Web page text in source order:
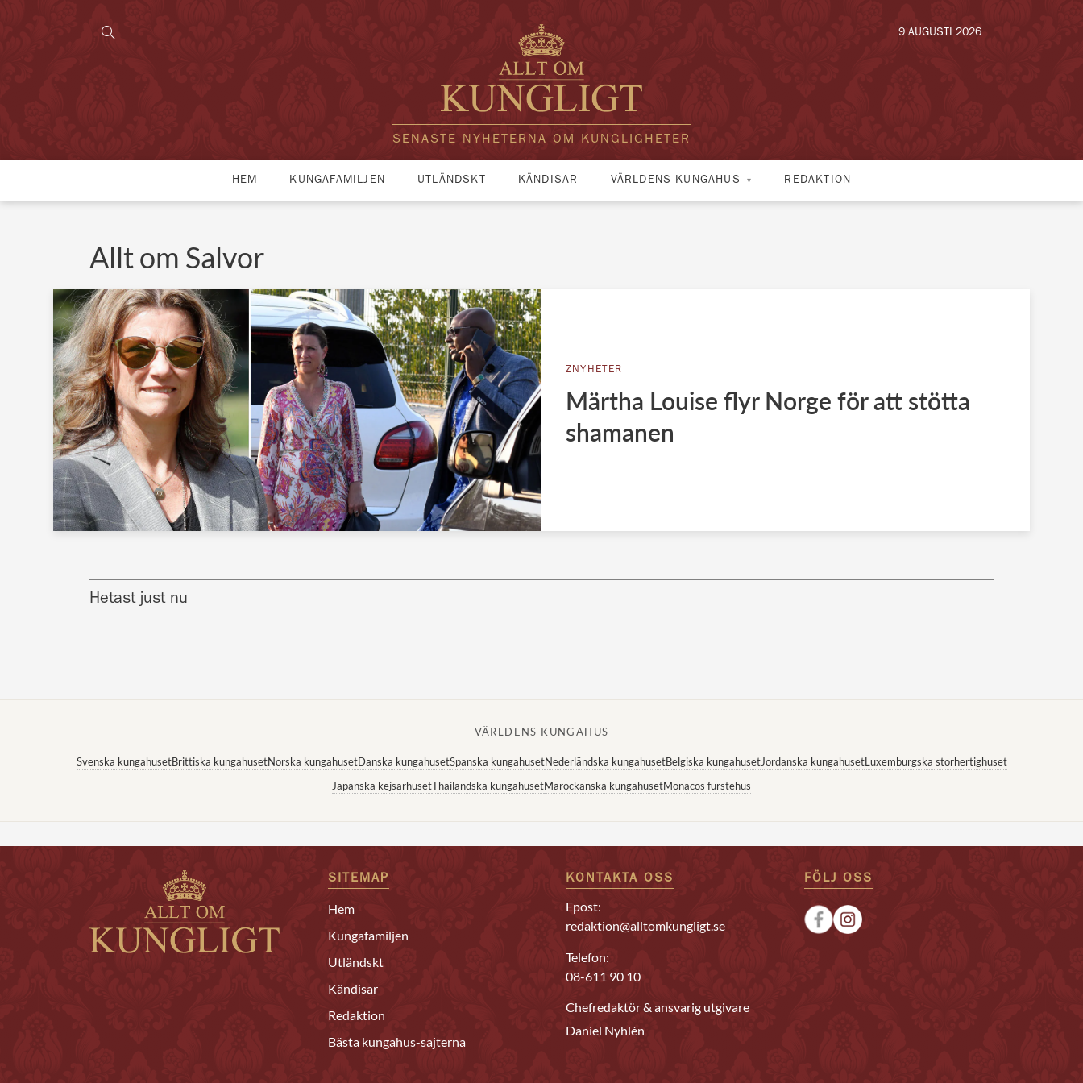
SENASTE NYHETERNA OM KUNGLIGHETER
9 AUGUSTI 2026
HEM KUNGAFAMILJEN UTLÄNDSKT KÄNDISAR VÄRLDENS KUNGAHUS REDAKTION
Allt om Salvor
ZNYHETER
Märtha Louise flyr Norge för att stötta
shamanen
Hetast just nu
VÄRLDENS KUNGAHUS
Svenska kungahusetBrittiska kungahusetNorska kungahusetDanska kungahusetSpanska kungahusetNederländska kungahusetBelgiska kungahusetJordanska kungahusetLuxemburgska storhertighuset
Japanska kejsarhusetThailändska kungahusetMarockanska kungahusetMonacos furstehus
SITEMAP
Hem
Kungafamiljen
Utländskt
Kändisar
Redaktion
Bästa kungahus-sajterna
KONTAKTA OSS
Epost:
redaktion@alltomkungligt.se
Telefon:
08-611 90 10
Chefredaktör & ansvarig utgivare
Daniel Nyhlén
FÖLJ OSS